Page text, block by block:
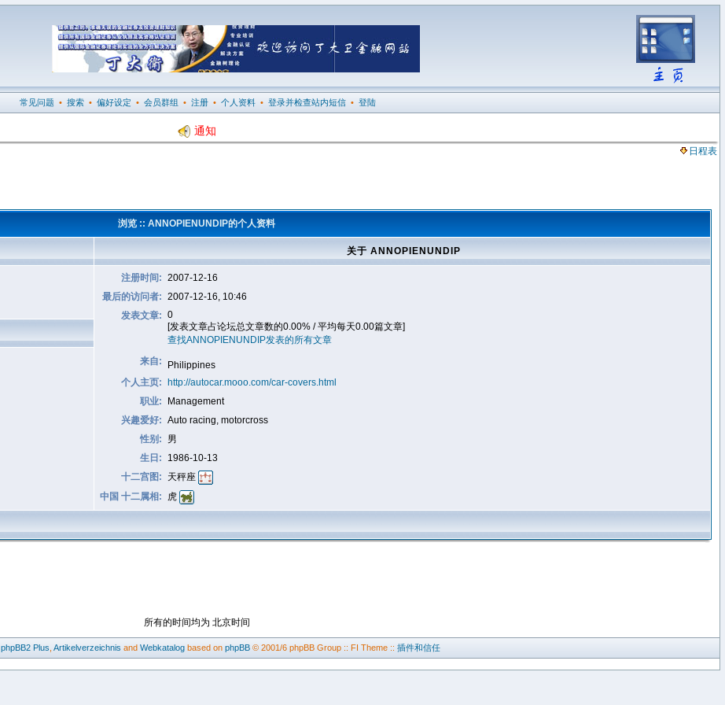
常见问题 • 搜索 • 偏好设定 • 会员群组 • 注册 • 个人资料 • 登录并检查站内短信 • 登陆
通知
日程表
浏览 :: ANNOPIENUNDIP的个人资料
关于 ANNOPIENUNDIP
注册时间: 2007-12-16
最后的访问者: 2007-12-16, 10:46
发表文章: 0
[发表文章占论坛总文章数的0.00% / 平均每天0.00篇文章]
查找ANNOPIENUNDIP发表的所有文章
来自:
Philippines
个人主页:
http://autocar.mooo.com/car-covers.html
职业:
Management
兴趣爱好: Auto racing, motorcross
性别:
男
生日:
1986-10-13
十二宫图:
天秤座
中国 十二属相:
虎
所有的时间均为 北京时间
phpBB2 Plus Artikelverzeichnis and Webkatalog based on phpBB © 2001/6 phpBB Group :: FI Theme :: 插件和信任